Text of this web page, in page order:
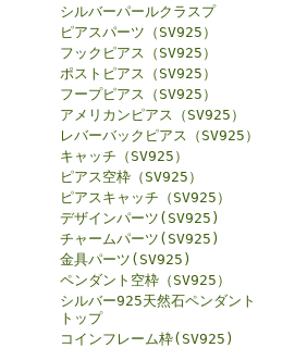
シルバーパールクラスプ
ピアスパーツ（SV925）
フックピアス（SV925）
ポストピアス（SV925）
フープピアス（SV925）
アメリカンピアス（SV925）
レバーバックピアス（SV925）
キャッチ（SV925）
ピアス空枠（SV925）
ピアスキャッチ（SV925）
デザインパーツ(SV925)
チャームパーツ(SV925)
金具パーツ(SV925)
ペンダント空枠（SV925）
シルバー925天然石ペンダント
トップ
コインフレーム枠(SV925)